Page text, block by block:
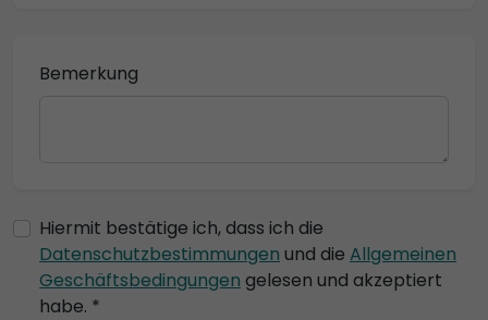
Bemerkung
Hiermit bestätige ich, dass ich die
Datenschutzbestimmungen und die Allgemeinen
Geschäftsbedingungen gelesen und akzeptiert
habe. *